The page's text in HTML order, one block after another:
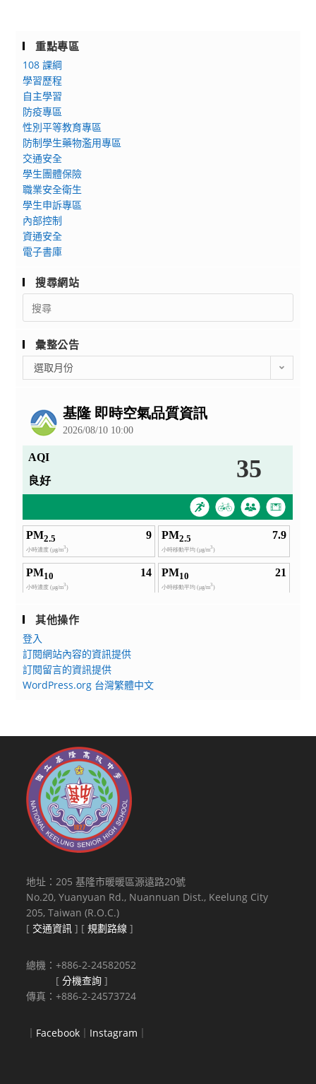
重點專區
108 課綱
學習歷程
自主學習
防疫專區
性別平等教育專區
防制學生藥物濫用專區
交通安全
學生團體保險
職業安全衛生
學生申訴專區
內部控制
資通安全
電子書庫
搜尋網站
Search
for:
彙整公告
整
選取月份
其他操作
登入
訂閱網站內容的資訊提供
訂閱留言的資訊提供
WordPress.org 台灣繁體中文
地址：205 基隆市暖暖區源遠路20號
No.20, Yuanyuan Rd., Nuannuan Dist., Keelung City
205, Taiwan (R.O.C.)
[ 交通資訊 ] [規劃路線 ]
總機：+886-2-24582052
[分機查詢 ]
傳真：+886-2-24573724
｜ Facebook ｜ Instagram ｜